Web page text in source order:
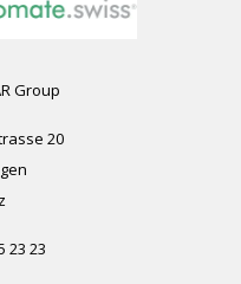
Group
20
23 23